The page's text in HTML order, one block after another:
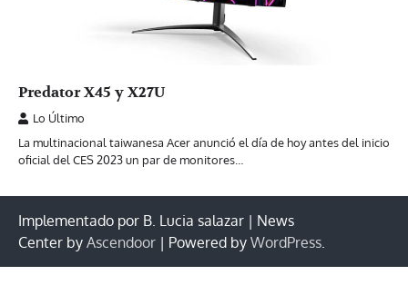
Predator X45 y X27U
Lo Último
La multinacional taiwanesa Acer anunció el día de hoy antes del inicio
oficial del CES 2023 un par de monitores…
Implementado por B. Lucia salazar | News
Center by Ascendoor | Powered by WordPress.